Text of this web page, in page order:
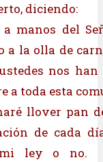
diciendo:
a manos del
a la olla de
nos han
a toda esta
llover pan
de cada
mi ley o no.